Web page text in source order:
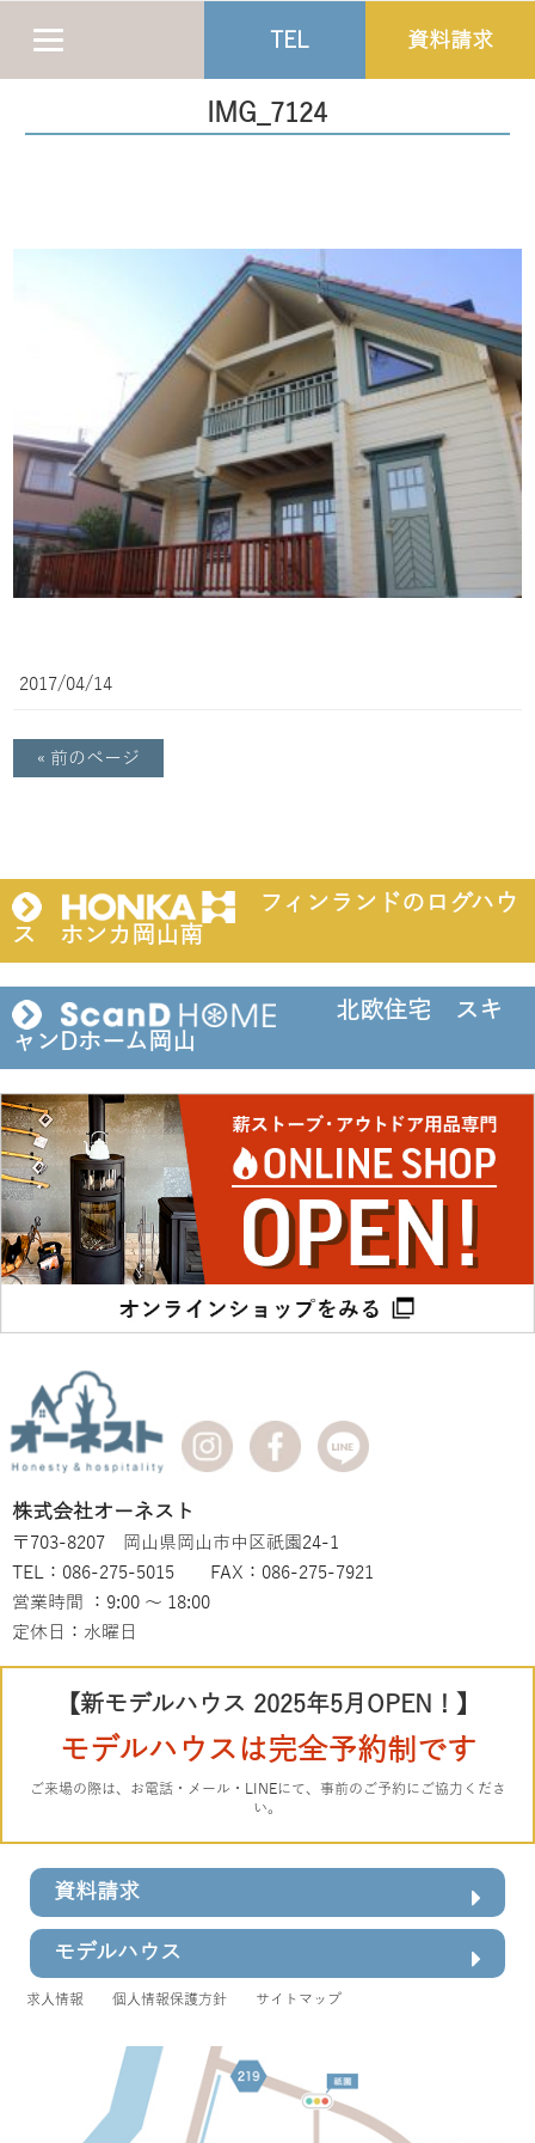
TEL 資料請求
IMG_7124
2017/04/14
« 前のページ
フィンランドのログハウ
ス ホンカ岡山南
北欧住宅 スキ
ャンDホーム岡山
株式会社オーネスト
〒703-8207 岡山県岡山市中区祇園24-1
TEL：086-275-5015 FAX：086-275-7921
営業時間 ：9:00 ～ 18:00
定休日：水曜日
【新モデルハウス 2025年5月OPEN！】
モデルハウスは完全予約制です
ご来場の際は、お電話・メール・LINEにて、事前のご予約にご協力くださ
い。
資料請求
モデルハウス
求人情報 個人情報保護方針 サイトマップ